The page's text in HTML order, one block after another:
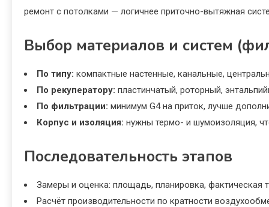
ремонт с потолками — логичнее приточно-вытяжная
Выбор материалов и систем
По типу: компактные настенные, канальные,
По рекуператору: пластинчатый, роторный,
По фильтрации: минимум G4 на приток, лучше
Корпус и изоляция: нужны термо- и шумоизоляция,
Последовательность этапов
Замеры и оценка: площадь, планировка, фактическая
Расчёт производительности по кратности